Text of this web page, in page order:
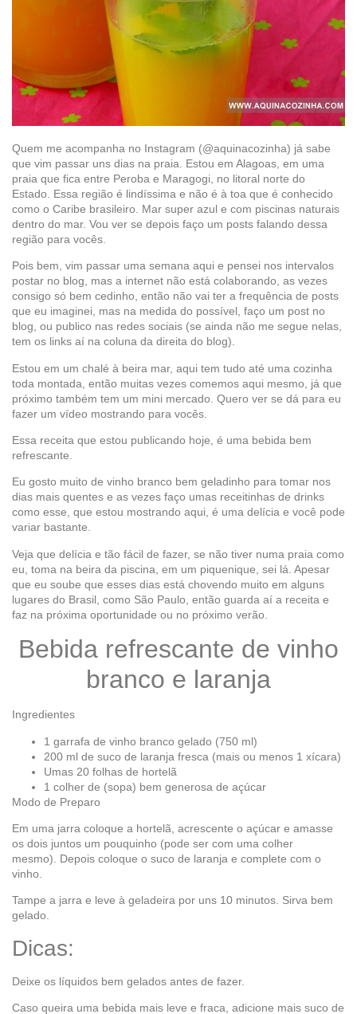
Quem me acompanha no Instagram (@aquinacozinha) já sabe
que vim passar uns dias na praia. Estou em Alagoas, em uma
praia que fica entre Peroba e Maragogi, no litoral norte do
Estado. Essa região é lindíssima e não é à toa que é conhecido
como o Caribe brasileiro. Mar super azul e com piscinas naturais
dentro do mar. Vou ver se depois faço um posts falando dessa
região para vocês.
Pois bem, vim passar uma semana aqui e pensei nos intervalos
postar no blog, mas a internet não está colaborando, as vezes
consigo só bem cedinho, então não vai ter a frequência de posts
que eu imaginei, mas na medida do possível, faço um post no
blog, ou publico nas redes sociais (se ainda não me segue nelas,
tem os links aí na coluna da direita do blog).
Estou em um chalé à beira mar, aqui tem tudo até uma cozinha
toda montada, então muitas vezes comemos aqui mesmo, já que
próximo também tem um mini mercado. Quero ver se dá para eu
fazer um vídeo mostrando para vocês.
Essa receita que estou publicando hoje, é uma bebida bem
refrescante.
Eu gosto muito de vinho branco bem geladinho para tomar nos
dias mais quentes e as vezes faço umas receitinhas de drinks
como esse, que estou mostrando aqui, é uma delícia e você pode
variar bastante.
Veja que delícia e tão fácil de fazer, se não tiver numa praia como
eu, toma na beira da piscina, em um piquenique, sei lá. Apesar
que eu soube que esses dias está chovendo muito em alguns
lugares do Brasil, como São Paulo, então guarda aí a receita e
faz na próxima oportunidade ou no próximo verão.
Bebida refrescante de vinho
branco e laranja
Ingredientes
1 garrafa de vinho branco gelado (750 ml)
200 ml de suco de laranja fresca (mais ou menos 1 xícara)
Umas 20 folhas de hortelã
1 colher de (sopa) bem generosa de açúcar
Modo de Preparo
Em uma jarra coloque a hortelã, acrescente o açúcar e amasse
os dois juntos um pouquinho (pode ser com uma colher
mesmo). Depois coloque o suco de laranja e complete com o
vinho.
Tampe a jarra e leve à geladeira por uns 10 minutos. Sirva bem
gelado.
Dicas:
Deixe os líquidos bem gelados antes de fazer.
Caso queira uma bebida mais leve e fraca, adicione mais suco de